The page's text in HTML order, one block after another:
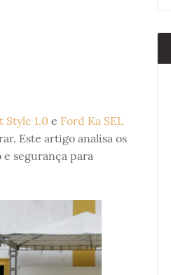
Style 1.0 e Ford Ka SEL
Este artigo analisa os
segurança para